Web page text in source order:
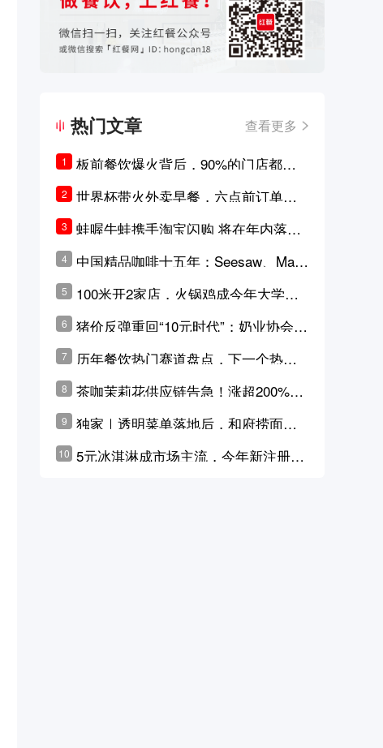
热门文章 查看更多
1
板前餐饮爆火背后，90%的门店都只
是徒有其表的刻意作秀？
2
世界杯带火外卖早餐，六点前订单大
涨超5成，巴西比赛成“早餐带货王”
3
蛙喔牛蛙携手淘宝闪购 将在年内落地3
4
中国精品咖啡十五年：Seesaw、Man
ner、M Stand为何结出了不同的果
实？
5
100米开2家店，火锅鸡成今年大学城
6
猪价反弹重回“10元时代”；奶业协会称
原奶价格现回暖迹象
7
历年餐饮热门赛道盘点，下一个热门
8
茶咖茉莉花供应链告急！涨超200%，
横州花价冲破50元一斤
9
独家｜透明菜单落地后，和府捞面李
学林公布未来10年计划
10 5元冰淇淋成市场主流，今年新注册相